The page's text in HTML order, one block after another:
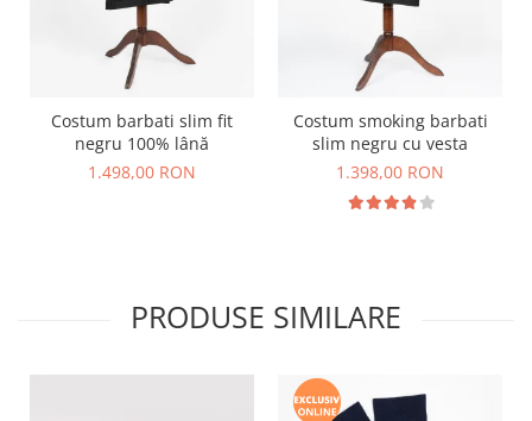
Costum barbati slim fit
negru 100% lână
1.498,00 RON
Costum smoking barbati
slim negru cu vesta
1.398,00 RON
PRODUSE SIMILARE